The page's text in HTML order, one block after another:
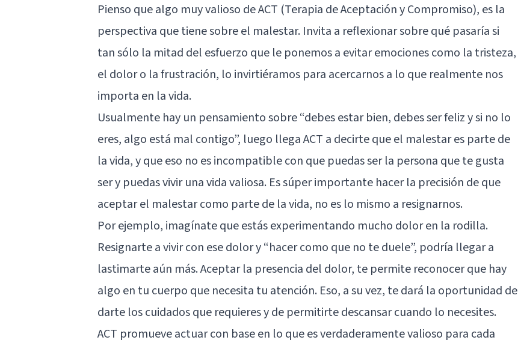
Pienso que algo muy valioso de ACT (Terapia de Aceptación y Compromiso), es la
perspectiva que tiene sobre el malestar. Invita a reflexionar sobre qué pasaría si
tan sólo la mitad del esfuerzo que le ponemos a evitar emociones como la tristeza,
el dolor o la frustración, lo invirtiéramos para acercarnos a lo que realmente nos
importa en la vida.
Usualmente hay un pensamiento sobre “debes estar bien, debes ser feliz y si no lo
eres, algo está mal contigo”, luego llega ACT a decirte que el malestar es parte de
la vida, y que eso no es incompatible con que puedas ser la persona que te gusta
ser y puedas vivir una vida valiosa. Es súper importante hacer la precisión de que
aceptar el malestar como parte de la vida, no es lo mismo a resignarnos.
Por ejemplo, imagínate que estás experimentando mucho dolor en la rodilla.
Resignarte a vivir con ese dolor y “hacer como que no te duele”, podría llegar a
lastimarte aún más. Aceptar la presencia del dolor, te permite reconocer que hay
algo en tu cuerpo que necesita tu atención. Eso, a su vez, te dará la oportunidad de
darte los cuidados que requieres y de permitirte descansar cuando lo necesites.
ACT promueve actuar con base en lo que es verdaderamente valioso para cada